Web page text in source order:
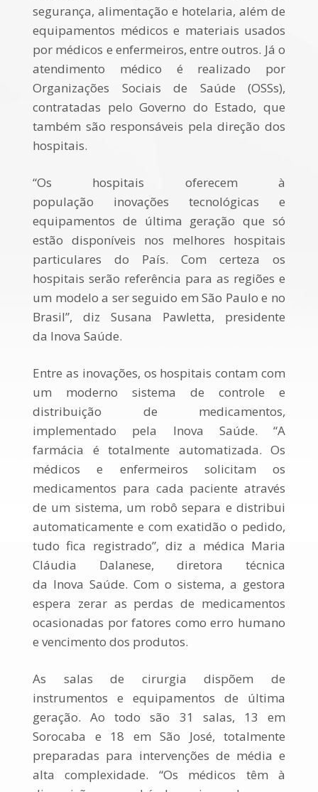
segurança, alimentação e hotelaria, além de
equipamentos médicos e materiais usados
por médicos e enfermeiros, entre outros. Já o
atendimento médico é realizado por
Organizações Sociais de Saúde (OSSs),
contratadas pelo Governo do Estado, que
também são responsáveis pela direção dos
hospitais.
“Os hospitais oferecem à
população inovações tecnológicas e
equipamentos de última geração que só
estão disponíveis nos melhores hospitais
particulares do País. Com certeza os
hospitais serão referência para as regiões e
um modelo a ser seguido em São Paulo e no
Brasil”, diz Susana Pawletta, presidente
da Inova Saúde.
Entre as inovações, os hospitais contam com
um moderno sistema de controle e
distribuição de medicamentos,
implementado pela Inova Saúde. “A
farmácia é totalmente automatizada. Os
médicos e enfermeiros solicitam os
medicamentos para cada paciente através
de um sistema, um robô separa e distribui
automaticamente e com exatidão o pedido,
tudo fica registrado”, diz a médica Maria
Cláudia Dalanese, diretora técnica
da Inova Saúde. Com o sistema, a gestora
espera zerar as perdas de medicamentos
ocasionadas por fatores como erro humano
e vencimento dos produtos.
As salas de cirurgia dispõem de
instrumentos e equipamentos de última
geração. Ao todo são 31 salas, 13 em
Sorocaba e 18 em São José, totalmente
preparadas para intervenções de média e
alta complexidade. “Os médicos têm à